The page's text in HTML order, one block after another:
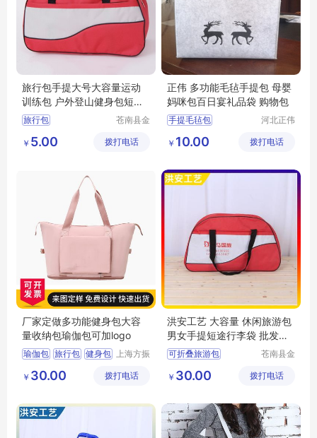
旅行包手提大号大容量运动
训练包 户外登山健身包短途
旅游包定制
旅行包
户外登山包
苍南县金
工艺品厂
￥ 5.00 拨打电话
正伟 多功能毛毡手提包 母婴
妈咪包百日宴礼品袋 购物包
手提毛毡包
毛毡妈咪包
毛毡购物包
河北正伟
公司
￥ 10.00 拨打电话
厂家定做多功能健身包大容
量收纳包瑜伽包可加logo
瑜伽包 旅行包 健身包 上海方振
有限公司
￥ 30.00 拨打电话
洪安工艺 大容量 休闲旅游包
男女手提短途行李袋 批发定
制
可折叠旅游包
旅游收纳包
旅行社旅游包
苍南县金
工艺品厂
￥ 30.00 拨打电话